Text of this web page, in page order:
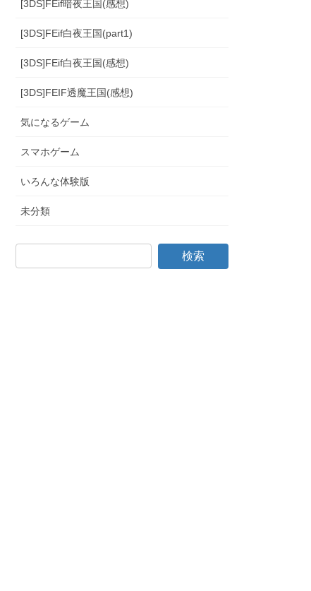
[3DS]FEif暗夜王国(感想)
[3DS]FEif白夜王国(part1)
[3DS]FEif白夜王国(感想)
[3DS]FEIF透魔王国(感想)
気になるゲーム
スマホゲーム
いろんな体験版
未分類